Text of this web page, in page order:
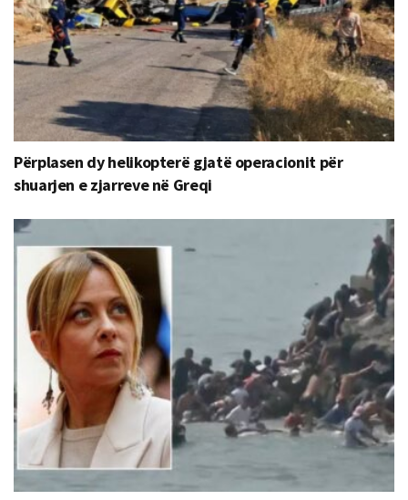
Përplasen dy helikopterë gjatë operacionit për
shuarjen e zjarreve në Greqi